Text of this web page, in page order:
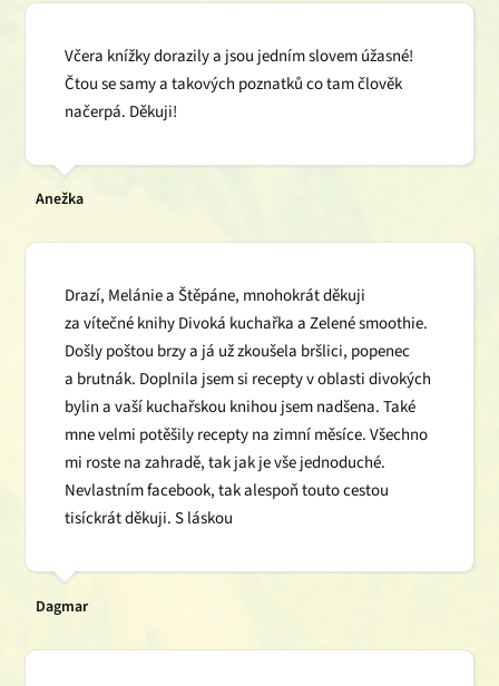
Včera knížky dorazily a jsou jedním slovem úžasné!
Čtou se samy a takových poznatků co tam člověk
načerpá. Děkuji!
Anežka
Drazí, Melánie a Štěpáne, mnohokrát děkuji
za vítečné knihy Divoká kuchařka a Zelené smoothie.
Došly poštou brzy a já už zkoušela bršlici, popenec
a brutnák. Doplnila jsem si recepty v oblasti divokých
bylin a vaší kuchařskou knihou jsem nadšena. Také
mne velmi potěšily recepty na zimní měsíce. Všechno
mi roste na zahradě, tak jak je vše jednoduché.
Nevlastním facebook, tak alespoň touto cestou
tisíckrát děkuji. S láskou
Dagmar